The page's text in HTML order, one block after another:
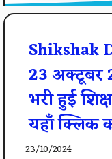
Shikshak
23 अक्टूबर
भरी हुई
यहाँ क्लिक
23/10/2024